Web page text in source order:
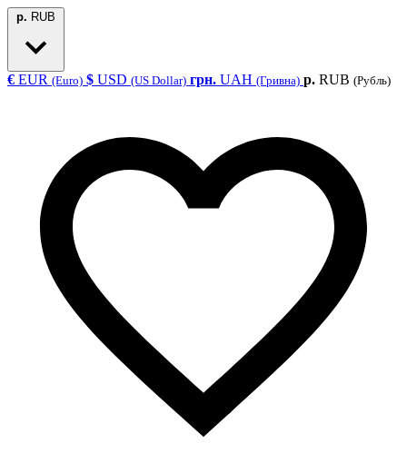
р. RUB
€ EUR (Euro) $ USD (US Dollar) грн. UAH (Гривна) р. RUB (Рубль)